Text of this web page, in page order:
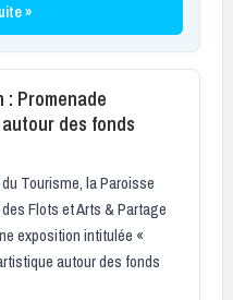
»
: Promenade
des fonds
Tourisme, la Paroisse
Flots et Arts & Partage
exposition intitulée «
autour des fonds